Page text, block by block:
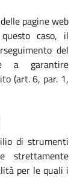
pagine web
caso, il
del
a garantire
(art. 6, par. 1,
di strumenti
strettamente
per le quali i